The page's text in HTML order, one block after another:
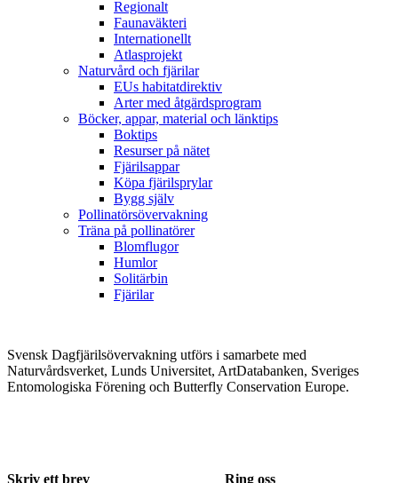
Regionalt
Faunaväkteri
Internationellt
Atlasprojekt
Naturvård och fjärilar
EUs habitatdirektiv
Arter med åtgärdsprogram
Böcker, appar, material och länktips
Boktips
Resurser på nätet
Fjärilsappar
Köpa fjärilsprylar
Bygg själv
Pollinatörsövervakning
Träna på pollinatörer
Blomflugor
Humlor
Solitärbin
Fjärilar
Svensk Dagfjärilsövervakning utförs i samarbete med
Naturvårdsverket, Lunds Universitet, ArtDatabanken, Sveriges
Entomologiska Förening och Butterfly Conservation Europe.
Skriv ett brev Ring oss